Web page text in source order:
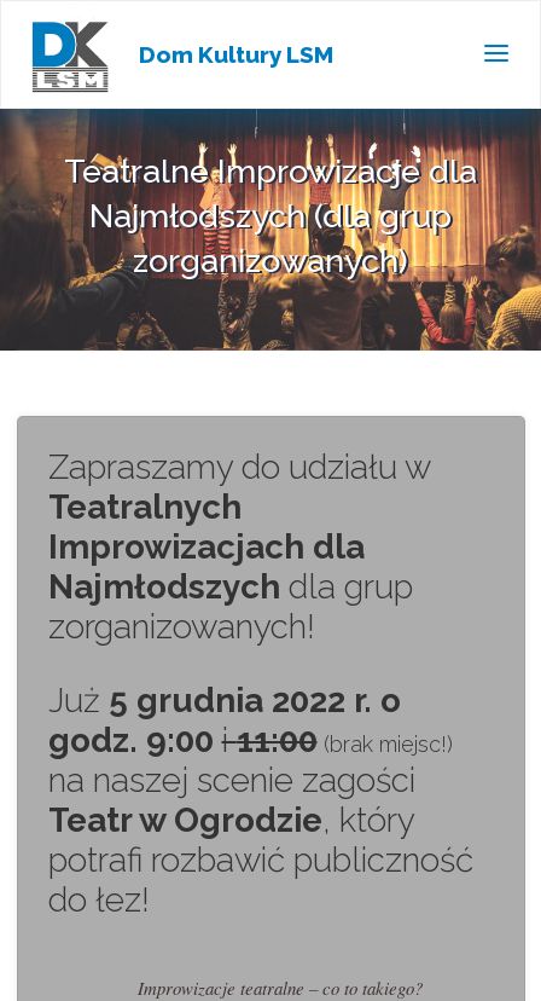
Dom Kultury LSM
Teatralne Improwizacje dla
Najmłodszych (dla grup
zorganizowanych)
Zapraszamy do udziału w
Teatralnych
Improwizacjach dla
Najmłodszych dla grup
zorganizowanych!
Już 5 grudnia 2022 r. o
godz. 9:00i11:00(brak miejsc!)
na naszej scenie zagości
Teatr w Ogrodzie, który
potrafi rozbawić publiczność
do łez!
Improwizacje teatralne – co to takiego?